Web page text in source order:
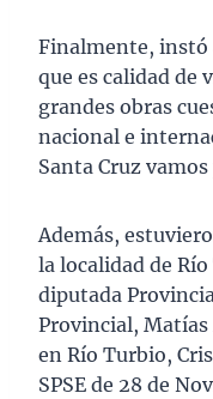
Finalmente, instó
que es calidad de
grandes obras
nacional e
Santa Cruz
Además,
la localidad de
diputada
Provincial, Matías
en Río Turbio,
SPSE de 28 de